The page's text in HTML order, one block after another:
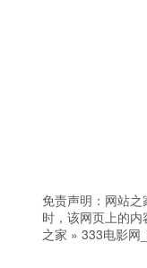
免责声明：网站
时，该网页上的
之家 » 333电影网